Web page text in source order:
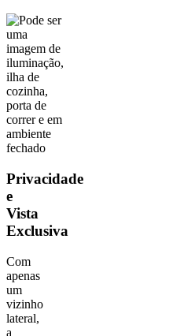
Privacidade
e
Vista
Exclusiva
Com
apenas
um
vizinho
lateral,
a